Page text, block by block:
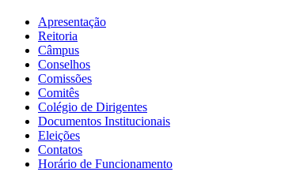
Apresentação
Reitoria
Câmpus
Conselhos
Comissões
Comitês
Colégio de Dirigentes
Documentos Institucionais
Eleições
Contatos
Horário de Funcionamento